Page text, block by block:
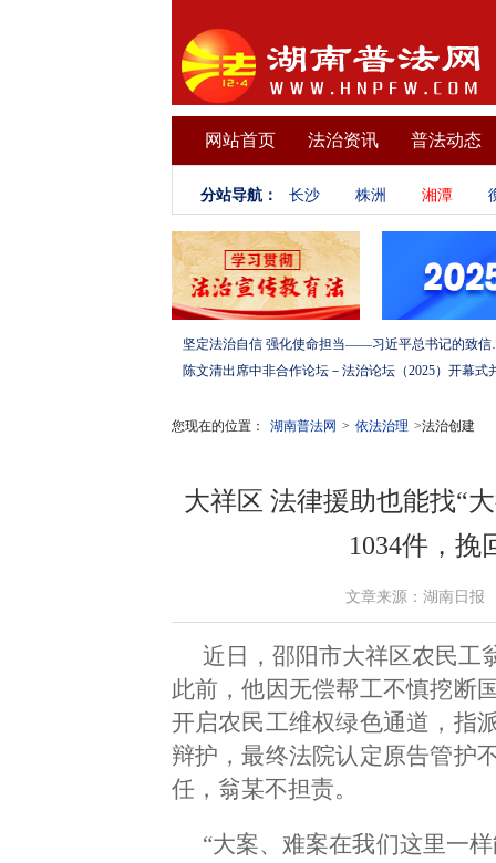
网站首页 法治资讯 普法动态
分站导航： 长沙 株洲 湘潭
坚定法治自信 强化使
您现在的位置： 湖南普法网 > 依法治理 >法治创建
大祥区 法律援助也能找“
1034件，挽
文章来源：湖南日
近日，邵阳市大祥区农民工
此前，他因无偿帮工不慎挖断
开启农民工维权绿色通道，指
辩护，最终法院认定原告管护
任，翁某不担责。
“大案、难案在我们这里一